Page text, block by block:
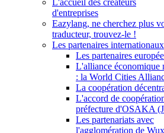
L'accueil des créateurs
d'entreprises
Eazylang, ne cherchez plus
traducteur, trouvez-le !
Les partenaires internationaux
Les partenaires
L'alliance économique
: la World Cities
La coopération
L'accord de
préfecture d'OSAKA
Les partenariats avec
l'agglomération de